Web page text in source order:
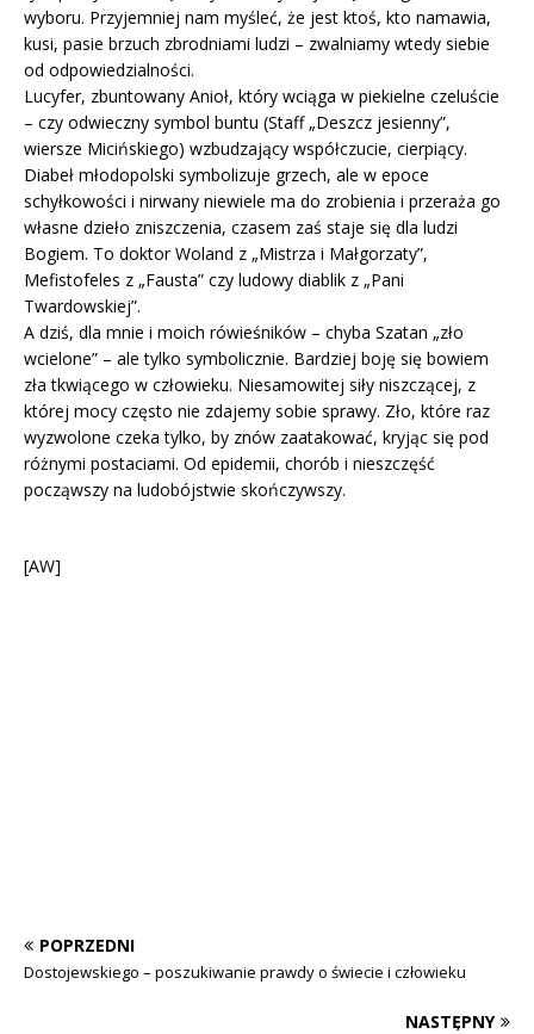
wyboru. Przyjemniej nam myśleć, że jest ktoś, kto namawia,
kusi, pasie brzuch zbrodniami ludzi – zwalniamy wtedy siebie
od odpowiedzialności.
Lucyfer, zbuntowany Anioł, który wciąga w piekielne czeluście
– czy odwieczny symbol buntu (Staff „Deszcz jesienny”,
wiersze Micińskiego) wzbudzający współczucie, cierpiący.
Diabeł młodopolski symbolizuje grzech, ale w epoce
schyłkowości i nirwany niewiele ma do zrobienia i przeraża go
własne dzieło zniszczenia, czasem zaś staje się dla ludzi
Bogiem. To doktor Woland z „Mistrza i Małgorzaty”,
Mefistofeles z „Fausta” czy ludowy diablik z „Pani
Twardowskiej”.
A dziś, dla mnie i moich rówieśników – chyba Szatan „zło
wcielone” – ale tylko symbolicznie. Bardziej boję się bowiem
zła tkwiącego w człowieku. Niesamowitej siły niszczącej, z
której mocy często nie zdajemy sobie sprawy. Zło, które raz
wyzwolone czeka tylko, by znów zaatakować, kryjąc się pod
różnymi postaciami. Od epidemii, chorób i nieszczęść
począwszy na ludobójstwie skończywszy.
[AW]
POPRZEDNI
Dostojewskiego – poszukiwanie prawdy o świecie i człowieku
NASTĘPNY